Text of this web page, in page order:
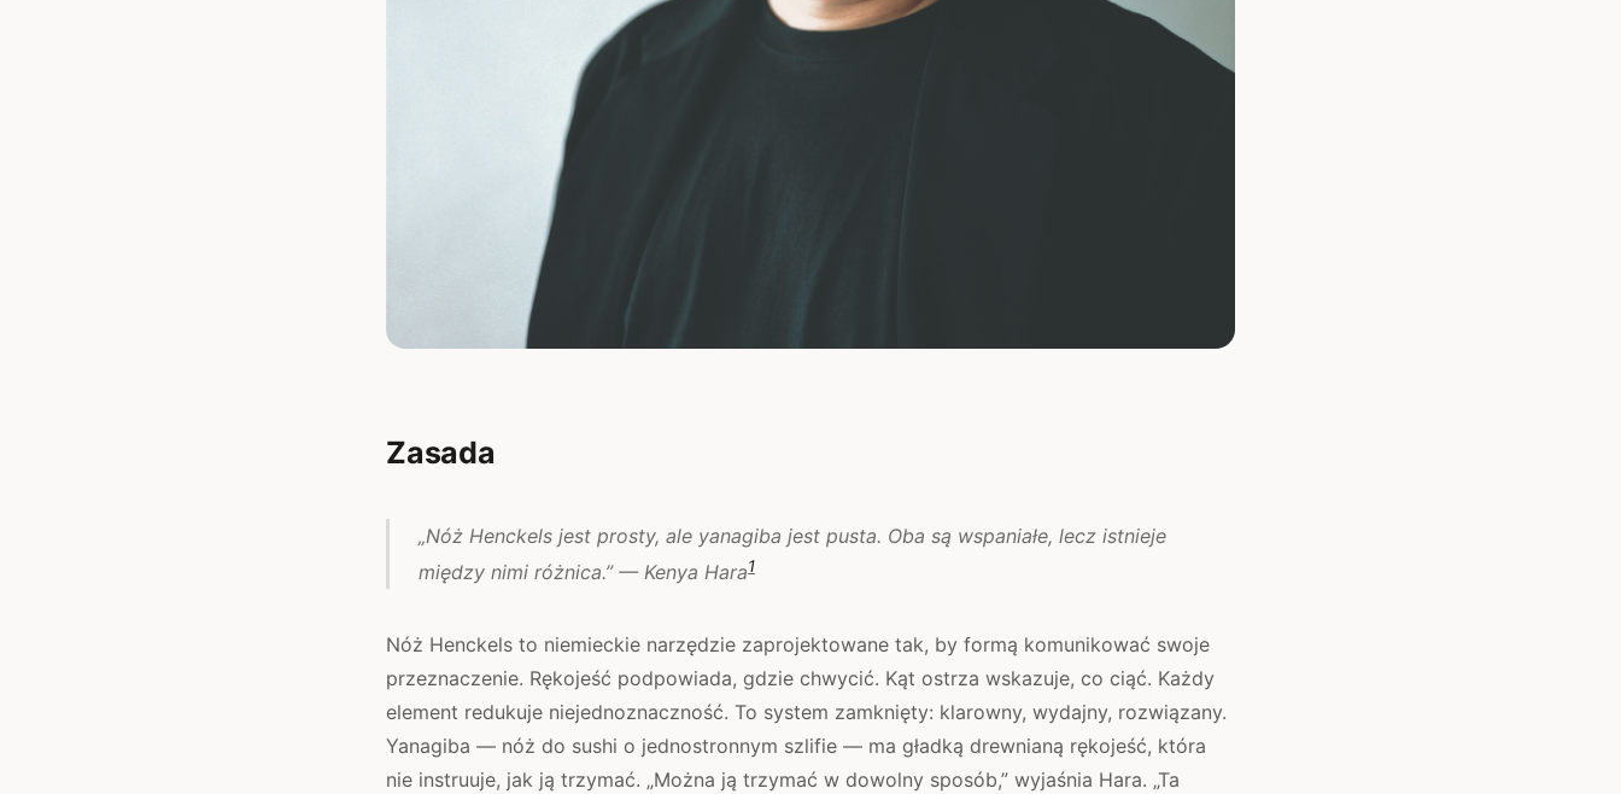
Zasada
„Nóż Henckels jest prosty, ale yanagiba jest pusta. Oba są wspaniałe, lecz istnieje
między nimi różnica.” — Kenya Hara1
Nóż Henckels to niemieckie narzędzie zaprojektowane tak, by formą komunikować swoje
przeznaczenie. Rękojeść podpowiada, gdzie chwycić. Kąt ostrza wskazuje, co ciąć. Każdy
element redukuje niejednoznaczność. To system zamknięty: klarowny, wydajny, rozwiązany.
Yanagiba — nóż do sushi o jednostronnym szlifie — ma gładką drewnianą rękojeść, która
nie instruuje, jak ją trzymać. „Można ją trzymać w dowolny sposób,” wyjaśnia Hara. „Ta